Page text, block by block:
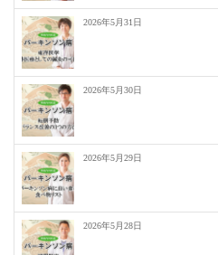
2026年5月31日
2026年5月30日
2026年5月29日
2026年5月28日